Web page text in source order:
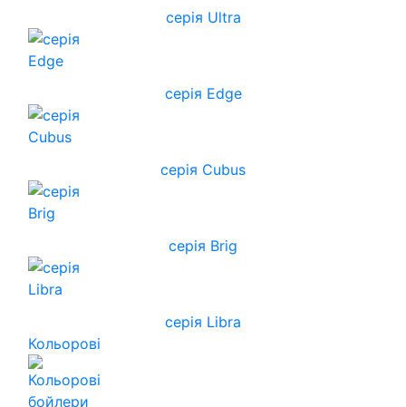
серія Ultra
серія Edge
серія Cubus
серія Brig
серія Libra
Кольорові